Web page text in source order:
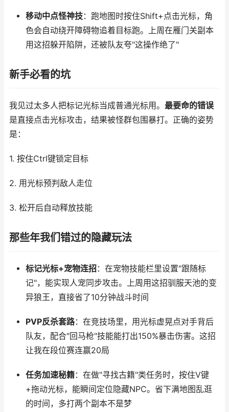
移动中点怪神技：跑地图时按住Shift+点击光标，角
色会自动绕开障碍物追着目标跑。上周在雁门关副本
用这招躲开陷阱，还被队友夸"这操作绝了"
新手必看的坑
我见过太多人把标记光标当成普通光标用。 最要命的错误
是直接点击光标攻击，结果被怪群包围暴打。正确的姿势
是：
1. 按住Ctrl键锁定目标
2. 用光标预判敌人走位
3. 松开后自动释放技能
那些年我们错过的隐藏玩法
标记光标+宠物连招：在宠物技能栏里设置"跟随标
记"，能实现人宠同步攻击。上周用这招驯服天池的变
异狼王，直接省了10分钟战斗时间
PVP反杀套路：在竞技场里，用光标虚晃点对手背后
队友，配合"回马枪"技能能打出150%暴击伤害。这招
让我在段位赛连赢20局
任务加速秘籍：在做"寻找古籍"类任务时，按住V键
+拖动光标，能瞬间定位隐藏NPC。省下满地图乱逛
的时间，多打两个副本不是梦